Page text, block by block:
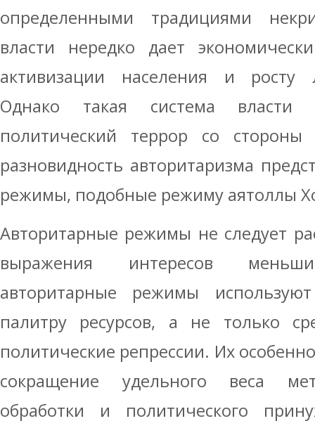
определенными традициями
власти нередко дает
активизации населения и росту
Однако такая система власти
политический террор со
разновидность авторитаризма
режимы, подобные режиму аятоллы
Авторитарные режимы не следует
выражения интересов
авторитарные режимы
палитру ресурсов, а не только
политические репрессии. Их
сокращение удельного веса
обработки и политического